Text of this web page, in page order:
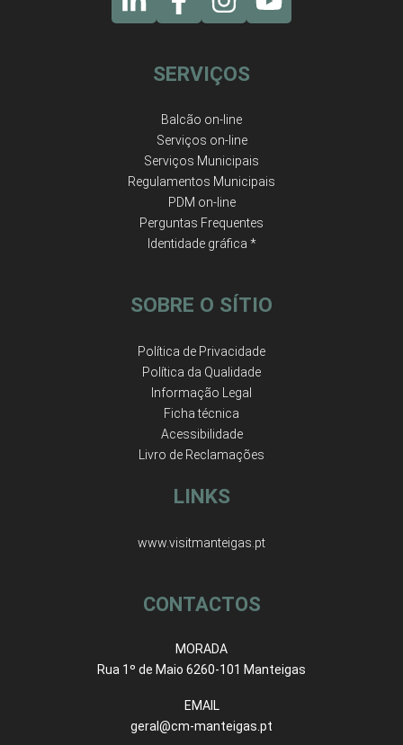
SERVIÇOS
Balcão on-line
Serviços on-line
Serviços Municipais
Regulamentos Municipais
PDM on-line
Perguntas Frequentes
Identidade gráfica *
SOBRE O SÍTIO
Política de Privacidade
Política da Qualidade
Informação Legal
Ficha técnica
Acessibilidade
Livro de Reclamações
LINKS
www.visitmanteigas.pt
CONTACTOS
MORADA
Rua 1º de Maio 6260-101 Manteigas
EMAIL
geral@cm-manteigas.pt